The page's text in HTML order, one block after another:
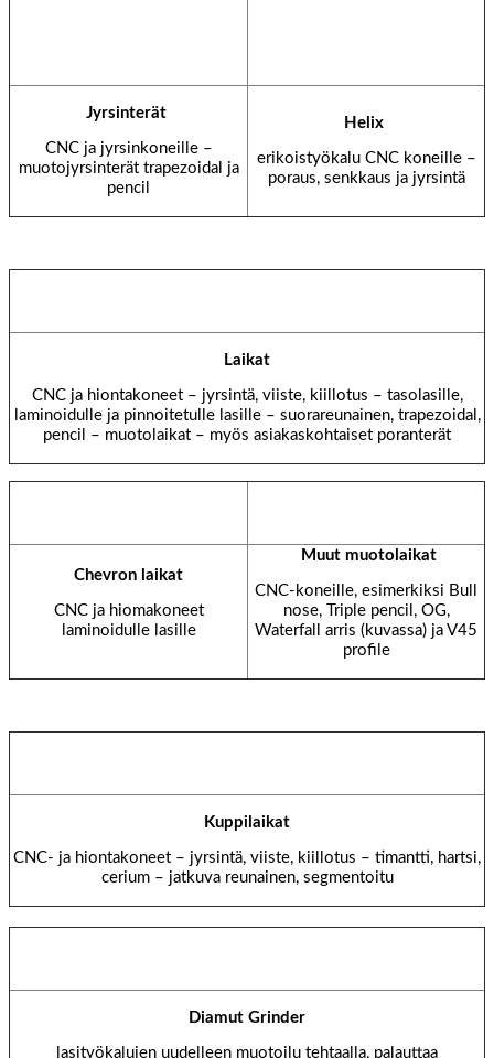
Jyrsinterät
CNC ja jyrsinkoneille –
muotojyrsinterät trapezoidal ja
pencil
Helix
erikoistyökalu CNC koneille –
poraus, senkkaus ja jyrsintä
Laikat
CNC ja hiontakoneet – jyrsintä, viiste, kiillotus – tasolasille,
laminoidulle ja pinnoitetulle lasille – suorareunainen, trapezoidal,
pencil – muotolaikat – myös asiakaskohtaiset poranterät
Chevron laikat
CNC ja hiomakoneet
laminoidulle lasille
Muut muotolaikat
CNC-koneille, esimerkiksi Bull
nose, Triple pencil, OG,
Waterfall arris (kuvassa) ja V45
profile
Kuppilaikat
CNC- ja hiontakoneet – jyrsintä, viiste, kiillotus – timantti, hartsi,
cerium – jatkuva reunainen, segmentoitu
Diamut Grinder
lasityökalujen uudelleen muotoilu tehtaalla, palauttaa